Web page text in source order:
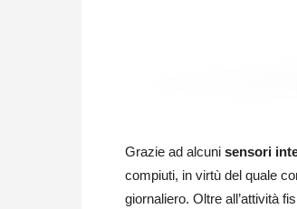
Grazie ad alcuni sensori
compiuti, in virtù del quale
giornaliero. Oltre all’attività